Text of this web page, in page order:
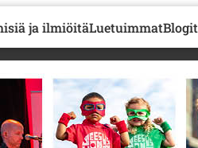
ja ilmiöitäLuetuimmatBlogit